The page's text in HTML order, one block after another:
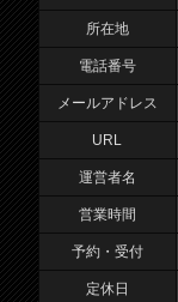
所在地
電話番号
メールアドレス
URL
運営者名
営業時間
予約・受付
定休日